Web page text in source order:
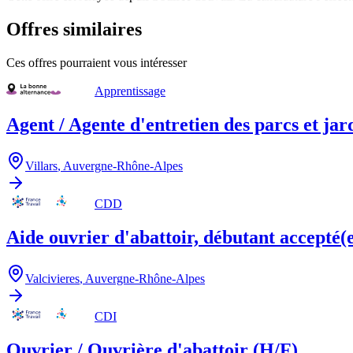
Offres similaires
Ces offres pourraient vous intéresser
Apprentissage
Agent / Agente d'entretien des parcs et
Villars, Auvergne-Rhône-Alpes
CDD
Aide ouvrier d'abattoir, débutant
Valcivieres, Auvergne-Rhône-Alpes
CDI